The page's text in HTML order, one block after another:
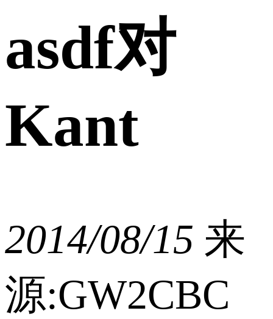
asdf对
Kant
2014/08/15 来
源:GW2CBC